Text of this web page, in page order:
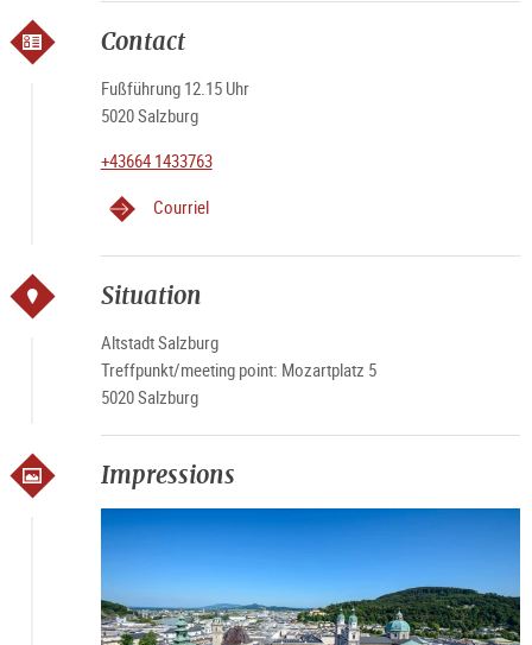
Contact
Fußführung 12.15 Uhr
5020 Salzburg
+43664 1433763
Courriel
Situation
Altstadt Salzburg
Treffpunkt/meeting point: Mozartplatz 5
5020 Salzburg
Impressions